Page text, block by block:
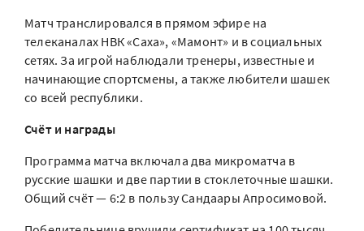
Матч транслировался в прямом эфире на
телеканалах НВК «Саха», «Мамонт» и в социальных
сетях. За игрой наблюдали тренеры, известные и
начинающие спортсмены, а также любители шашек
со всей республики.
Счёт и награды
Программа матча включала два микроматча в
русские шашки и две партии в стоклеточные шашки.
Общий счёт — 6:2 в пользу Сандаары Апросимовой.